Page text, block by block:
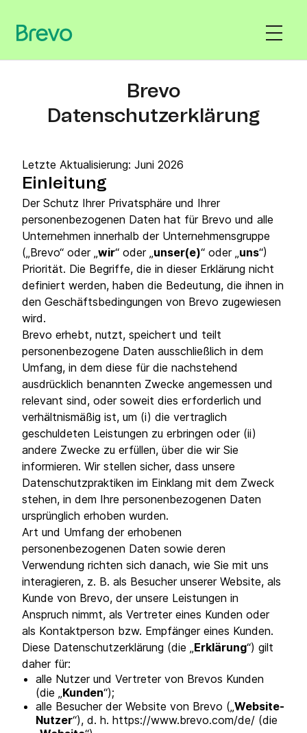
Brevo
Datenschutzerklärung
Letzte Aktualisierung: Juni 2026
Einleitung
Der Schutz Ihrer Privatsphäre und Ihrer
personenbezogenen Daten hat für Brevo und alle
Unternehmen innerhalb der Unternehmensgruppe
(„Brevo“ oder „wir“ oder „unser(e)“ oder „uns“)
Priorität. Die Begriffe, die in dieser Erklärung nicht
definiert werden, haben die Bedeutung, die ihnen in
den Geschäftsbedingungen von Brevo zugewiesen
wird.
Brevo erhebt, nutzt, speichert und teilt
personenbezogene Daten ausschließlich in dem
Umfang, in dem diese für die nachstehend
ausdrücklich benannten Zwecke angemessen und
relevant sind, oder soweit dies erforderlich und
verhältnismäßig ist, um (i) die vertraglich
geschuldeten Leistungen zu erbringen oder (ii)
andere Zwecke zu erfüllen, über die wir Sie
informieren. Wir stellen sicher, dass unsere
Datenschutzpraktiken im Einklang mit dem Zweck
stehen, in dem Ihre personenbezogenen Daten
ursprünglich erhoben wurden.
Art und Umfang der erhobenen
personenbezogenen Daten sowie deren
Verwendung richten sich danach, wie Sie mit uns
interagieren, z. B. als Besucher unserer Website, als
Kunde von Brevo, der unsere Leistungen in
Anspruch nimmt, als Vertreter eines Kunden oder
als Kontaktperson bzw. Empfänger eines Kunden.
Diese Datenschutzerklärung (die „Erklärung“) gilt
daher für:
alle Nutzer und Vertreter von Brevos Kunden
(die „Kunden“);
alle Besucher der Website von Brevo („Website-
Nutzer“), d. h. https://www.brevo.com/de/ (die